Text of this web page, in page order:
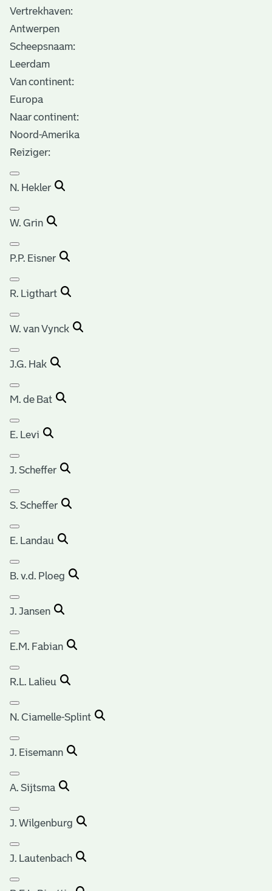
Vertrekhaven:
Antwerpen
Scheepsnaam:
Leerdam
Van continent:
Europa
Naar continent:
Noord-Amerika
Reiziger:
N. Hekler
W. Grin
P.P. Eisner
R. Ligthart
W. van Vynck
J.G. Hak
M. de Bat
E. Levi
J. Scheffer
S. Scheffer
E. Landau
B. v.d. Ploeg
J. Jansen
E.M. Fabian
R.L. Lalieu
N. Ciamelle-Splint
J. Eisemann
A. Sijtsma
J. Wilgenburg
J. Lautenbach